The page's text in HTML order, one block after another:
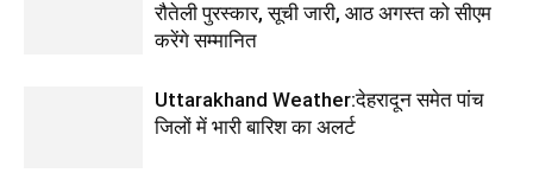
रौतेली पुरस्कार, सूची जारी, आठ अगस्त को सीएम
करेंगे सम्मानित
Uttarakhand Weather:देहरादून समेत पांच
जिलों में भारी बारिश का अलर्ट